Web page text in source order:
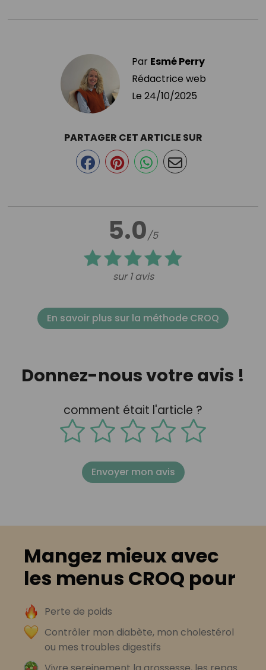
Par Esmé Perry
Rédactrice web
Le 24/10/2025
5.0/5
sur 1 avis
PARTAGER CET ARTICLE SUR
En savoir plus sur la méthode CROQ
Donnez-nous votre avis !
comment était l'article ?
Envoyer mon avis
Mangez mieux avec
les menus CROQ pour
Perte de poids
Contrôler mon diabète, mon cholestérol
ou mes troubles digestifs